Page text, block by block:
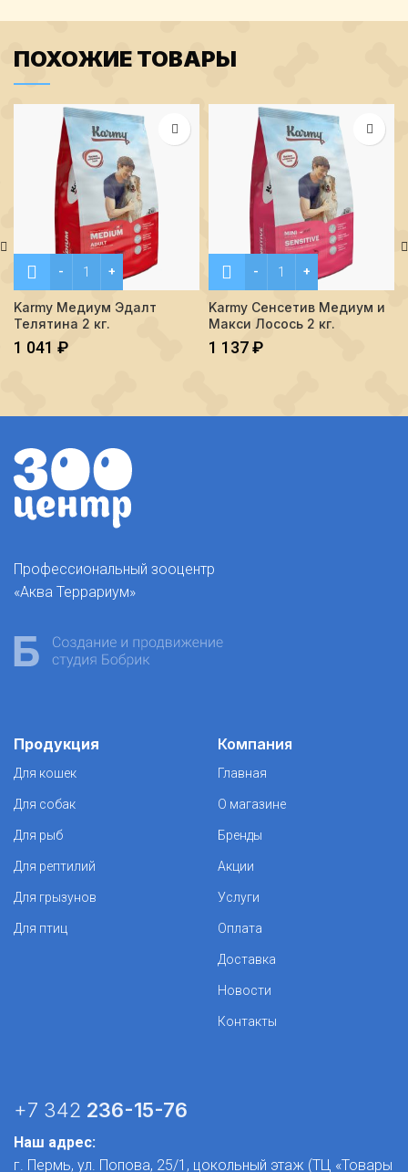
ПОХОЖИЕ ТОВАРЫ
Количество Karmy Медиум Эдалт Телятина 2 кг.
Karmy Медиум Эдалт
Телятина 2 кг.
1 041 ₽
Количество Karmy
Karmy Сенсетив Медиум и
Макси Лосось 2 кг.
1 137₽
Профессиональный зооцентр
«Аква Террариум»
Продукция
Для кошек
Для собак
Для рыб
Для рептилий
Для грызунов
Для птиц
Компания
Главная
О магазине
Бренды
Акции
Услуги
Оплата
Доставка
Новости
Контакты
+7 342 236-15-76
Наш адрес:
г. Пермь, ул. Попова, 25/1​, цокольный этаж (ТЦ «Товары